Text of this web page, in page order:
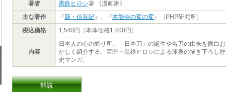
著者 黒鉄ヒロシ著 《漫画家》
主な著作
『新・信長記』、『本能寺の変の変』（PHP研究所）
税込価格
1,540円（本体価格1,400円）
内容
日本人の心の拠り所、「日本刀」の誕生や名刀の由来を面白お
かしく紹介する、巨匠・黒鉄ヒロシによる渾身の描き下ろし歴
史マンガ。
解説